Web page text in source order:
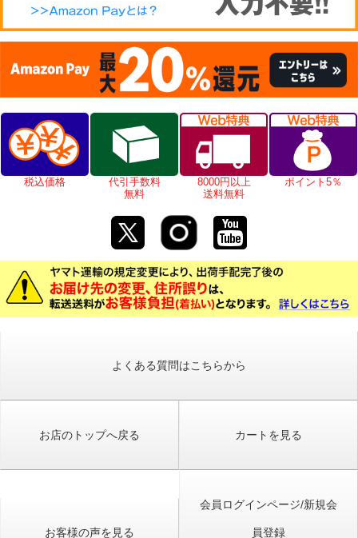
税込価格
代引手数料
無料
8000円以上
送料無料
ポイント5％
よくある質問はこちらから
お店のトップへ戻る カートを見る
お客様の声を見る
会員ログインページ/新規会
員登録